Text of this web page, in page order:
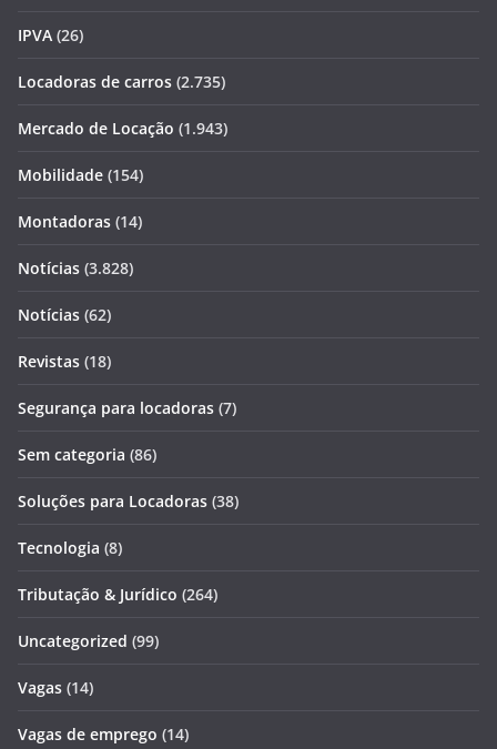
IPVA (26)
Locadoras de carros (2.735)
Mercado de Locação (1.943)
Mobilidade (154)
Montadoras (14)
Notícias (3.828)
Notícias (62)
Revistas (18)
Segurança para locadoras (7)
Sem categoria (86)
Soluções para Locadoras (38)
Tecnologia (8)
Tributação & Jurídico (264)
Uncategorized (99)
Vagas (14)
Vagas de emprego (14)